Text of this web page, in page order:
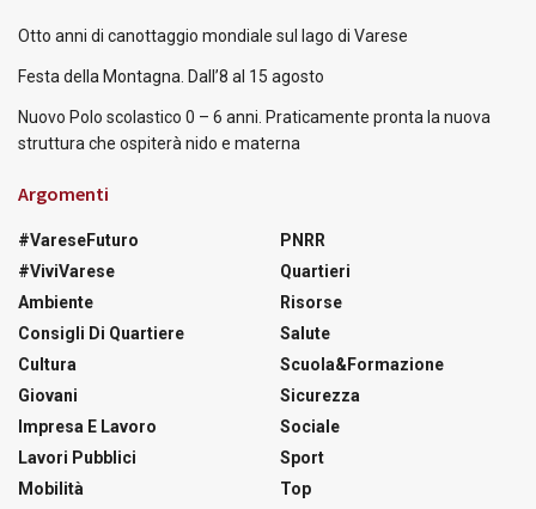
Otto anni di canottaggio mondiale sul lago di Varese
Festa della Montagna. Dall’8 al 15 agosto
Nuovo Polo scolastico 0 – 6 anni. Praticamente pronta la nuova
struttura che ospiterà nido e materna
Argomenti
#VareseFuturo
#ViviVarese
Ambiente
Consigli Di Quartiere
Cultura
Giovani
Impresa E Lavoro
Lavori Pubblici
Mobilità
PNRR
Quartieri
Risorse
Salute
Scuola&Formazione
Sicurezza
Sociale
Sport
Top